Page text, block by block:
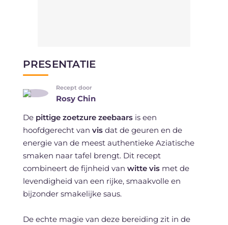
PRESENTATIE
Recept door
Rosy Chin
De pittige zoetzure zeebaarsis een
hoofdgerecht van visdat de geuren en de
energie van de meest authentieke Aziatische
smaken naar tafel brengt. Dit recept
combineert de fijnheid van witte vismet de
levendigheid van een rijke, smaakvolle en
bijzonder smakelijke saus.
De echte magie van deze bereiding zit in de